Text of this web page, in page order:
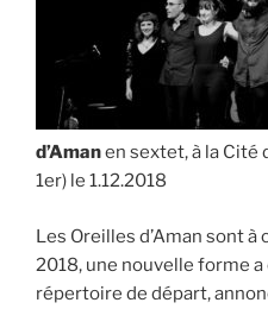
d’Amanen sextet, à la Cité
1er) le 1.12.2018
Les Oreilles d’Aman sont
2018, une nouvelle forme
répertoire de départ,